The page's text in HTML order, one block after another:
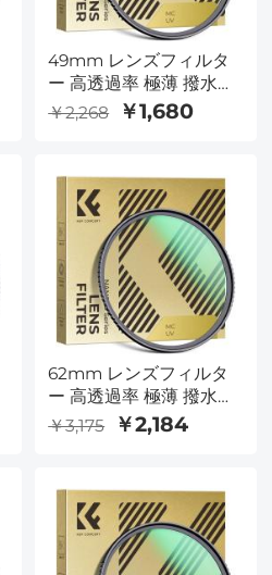
49mm レンズフィルタ
ー 高透過率 極薄 撥水防
汚 AGC日本製光学ガラ
ス レンズ保護用 MCUV
Dazzleシリーズ）
￥2,268 ￥1,680
62mm レンズフィルタ
ー 高透過率 極薄 撥水防
汚 AGC日本製光学ガラ
Dazzleシリーズ）
￥3,175 ￥2,184